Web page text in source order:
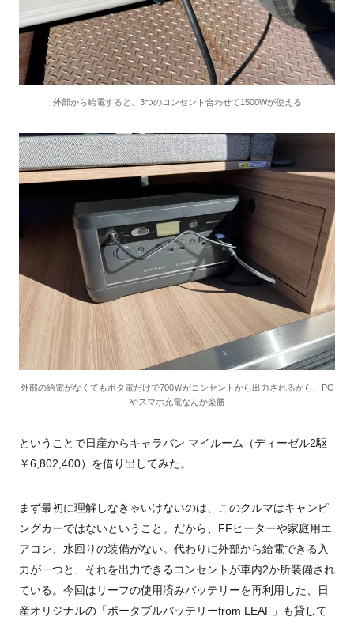
外部から給電すると、3つのコンセント合わせて1500Wが使える
外部の給電がなくてもポタ電だけで700Ｗがコンセントから出力されるから、PC
やスマホ充電なんか楽勝
ということで日産からキャラバン マイルーム（ディーゼル2駆
￥6,802,400）を借り出してみた。
まず最初に理解しなきゃいけないのは、このクルマはキャンピ
ングカーではないということ。だから、 FFヒーターや家庭用エ
アコン、水回りの装備がない。代わりに外部から給電できる入
力が一つと、それを出力できるコンセントが車内2か所装備され
ている。今回はリーフの使用済みバッテリーを再利用した、日
産オリジナルの「ポータブルバッテリーfrom LEAF 」も貸して